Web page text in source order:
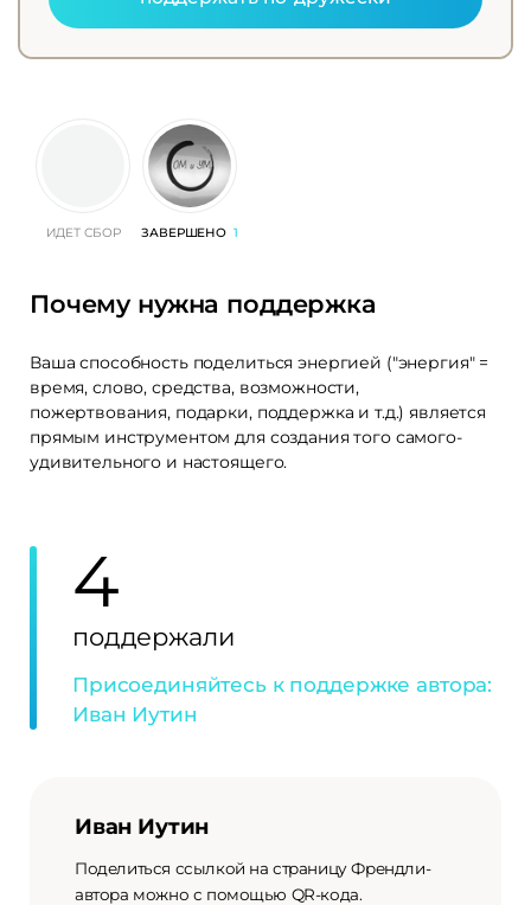
Почему нужна поддержка
Ваша способность поделиться энергией ("энергия" =
время, слово, средства, возможности,
пожертвования, подарки, поддержка и т.д.) является
прямым инструментом для создания того самого-
удивительного и настоящего.
ИДЕТ СБОР ЗАВЕРШЕНО 1
4
поддержали
Присоединяйтесь к поддержке автора:
Иван Иутин
Иван Иутин
Поделиться ссылкой на страницу Френдли-
автора можно с помощью QR-кода.